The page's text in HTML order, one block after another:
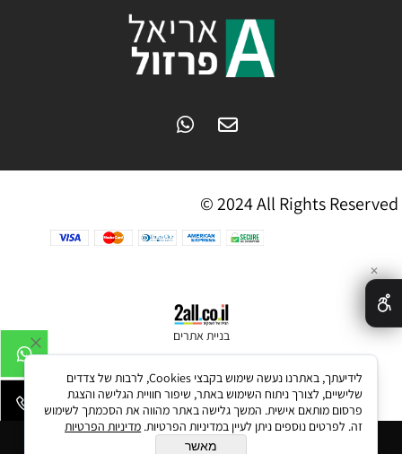
הוסף לסל
© 2024 All Rights Reserved
בניית אתרים
✕
לידיעתך, באתרנו נעשה שימוש בקבצי Cookies, לרבות של צדדים
שלישיים, לצורך ניתוח השימוש באתר, שיפור חוויית הגלישה והצגת
פרסום מותאם אישית. המשך גלישה באתר מהווה את הסכמתך לשימוש
זה. לפרטים נוספים ניתן לעיין במדיניות הפרטיות. מדיניות הפרטיות
מאשר